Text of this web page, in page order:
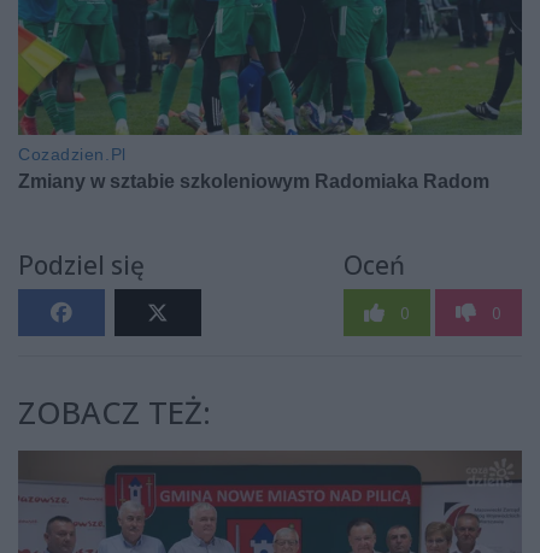
Podziel się Oceń
0 0
ZOBACZ TEŻ: